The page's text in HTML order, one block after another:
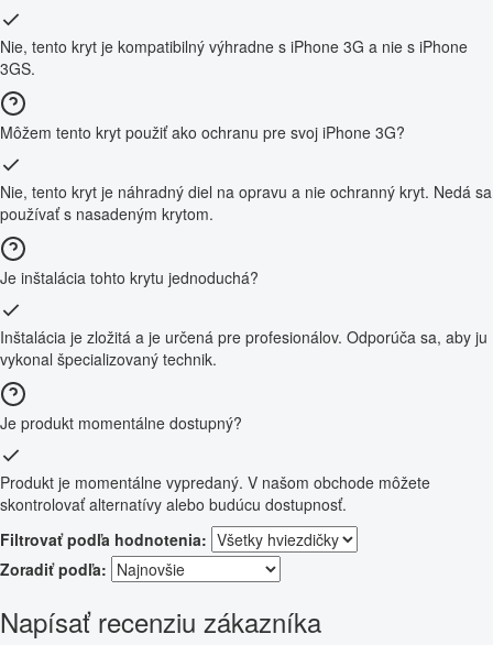
Nie, tento kryt je kompatibilný výhradne s iPhone 3G a nie s iPhone
3GS.
Môžem tento kryt použiť ako ochranu pre svoj iPhone 3G?
Nie, tento kryt je náhradný diel na opravu a nie ochranný kryt. Nedá sa
používať s nasadeným krytom.
Je inštalácia tohto krytu jednoduchá?
Inštalácia je zložitá a je určená pre profesionálov. Odporúča sa, aby ju
vykonal špecializovaný technik.
Je produkt momentálne dostupný?
Produkt je momentálne vypredaný. V našom obchode môžete
skontrolovať alternatívy alebo budúcu dostupnosť.
Filtrovať podľa hodnotenia:
Zoradiť podľa:
Napísať recenziu zákazníka